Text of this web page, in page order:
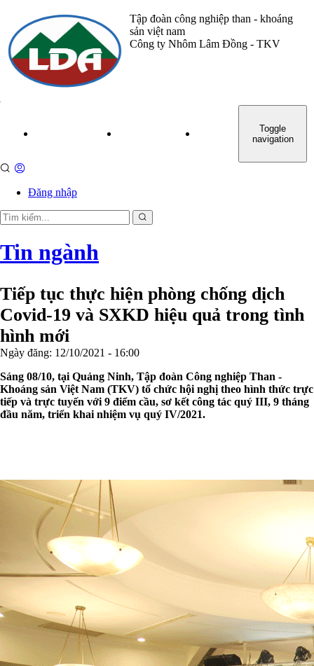
Tập đoàn công nghiệp than - khoáng
sản việt nam
Công ty Nhôm Lâm Đồng - TKV
ĐẢNG -
Toggle
navigation
Đăng nhập
Tin ngành
Tiếp tục thực hiện phòng chống dịch
Covid-19 và SXKD hiệu quả trong tình
hình mới
Ngày đăng: 12/10/2021 - 16:00
Sáng 08/10, tại Quảng Ninh, Tập đoàn Công nghiệp Than -
Khoáng sản Việt Nam (TKV) tổ chức hội nghị theo hình thức trực
tiếp và trực tuyến với 9 điểm cầu, sơ kết công tác quý III, 9 tháng
đầu năm, triển khai nhiệm vụ quý IV/2021.